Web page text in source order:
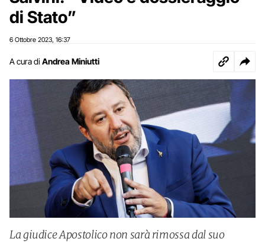
di Stato”
6 Ottobre 2023 16:37
A cura di Andrea Miniutti
La giudice Apostolico non sarà rimossa dal suo